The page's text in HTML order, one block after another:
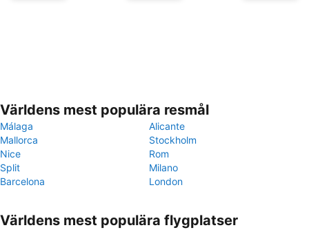
Världens mest populära resmål
Málaga
Alicante
Mallorca
Stockholm
Nice
Rom
Split
Milano
Barcelona
London
Världens mest populära flygplatser